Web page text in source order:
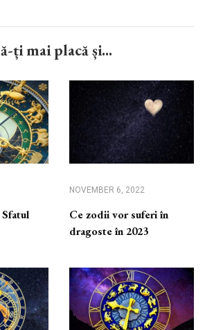
ți mai placă și...
NOVEMBER 6, 2022
Ce zodii vor suferi în
dragoste în 2023